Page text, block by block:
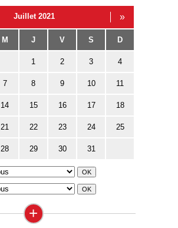
Juillet 2021 »
M J V S D
1 2 3 4
7 8 9 10 11
14 15 16 17 18
21 22 23 24 25
28 29 30 31
+